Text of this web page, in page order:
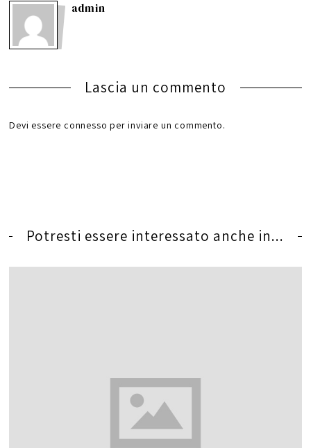
admin
Lascia un commento
Devi essere connesso per inviare un commento.
Potresti essere interessato anche in...